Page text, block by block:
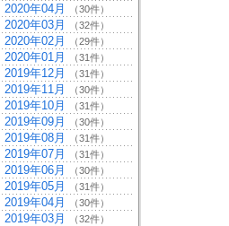
2020年04月 （30件）
2020年03月 （32件）
2020年02月 （29件）
2020年01月 （31件）
2019年12月 （31件）
2019年11月 （30件）
2019年10月 （31件）
2019年09月 （30件）
2019年08月 （31件）
2019年07月 （31件）
2019年06月 （30件）
2019年05月 （31件）
2019年04月 （30件）
2019年03月 （32件）